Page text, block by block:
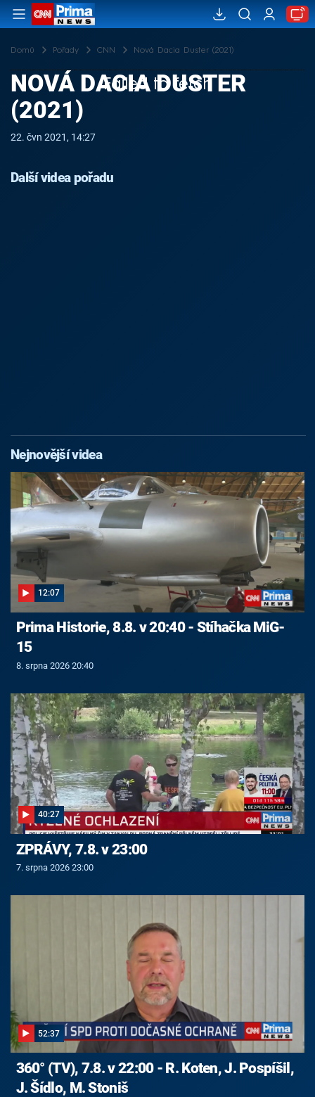
Domů Pořady CNN Nová Dacia Duster (2021)
Failed to fetch
NOVÁ DACIA DUSTER
(2021)
22. čvn 2021, 14:27
Další videa pořadu
Nejnovější videa
12:07
Prima Historie, 8.8. v 20:40 - Stíhačka MiG-
15
8. srpna 2026 20:40
40:27
ZPRÁVY, 7.8. v 23:00
7. srpna 2026 23:00
52:37
360° (TV), 7.8. v 22:00 - R. Koten, J. Pospíšil,
J. Šídlo, M. Stoniš